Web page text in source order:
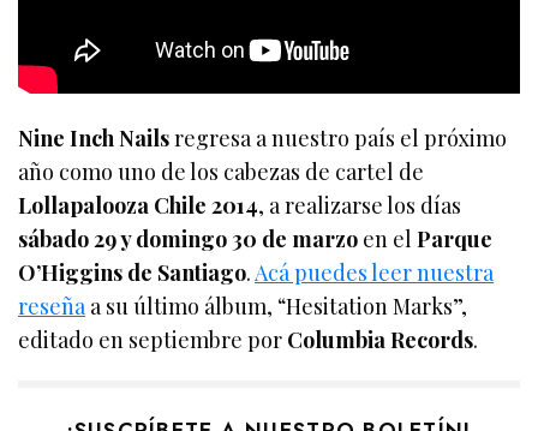
Nine Inch Nailsregresa a nuestro país el próximo
año como uno de los cabezas de cartel de
Lollapalooza Chile 2014, a realizarse los días
sábado 29 y domingo 30 de marzo en elParque
O’Higgins de Santiago. Acá puedes leer nuestra
reseña a su último álbum, “Hesitation Marks”,
editado en septiembre por Columbia Records.